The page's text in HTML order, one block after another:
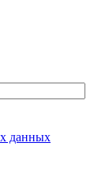
данных